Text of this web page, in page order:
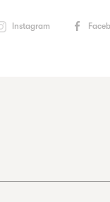
Instagram